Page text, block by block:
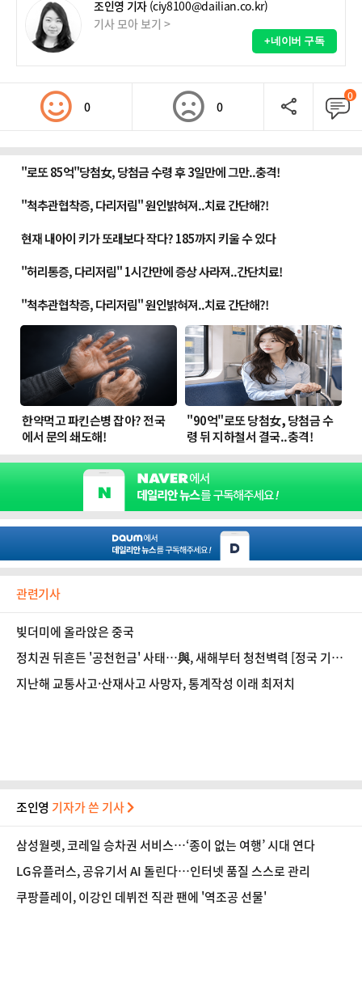
조인영 기자 (ciy8100@dailian.co.kr)
기사 모아 보기 >
+네이버 구독
0 0
0
관련기사
빚더미에 올라앉은 중국
정치권 뒤흔든 '공천헌금' 사태…與, 새해부터 청천벽력 [정국 기상
대]
지난해 교통사고·산재사고 사망자, 통계작성 이래 최저치
조인영 기자가 쓴 기사
삼성월렛, 코레일 승차권 서비스…‘종이 없는 여행’ 시대 연다
LG유플러스, 공유기서 AI 돌린다…인터넷 품질 스스로 관리
쿠팡플레이, 이강인 데뷔전 직관 팬에 '역조공 선물'